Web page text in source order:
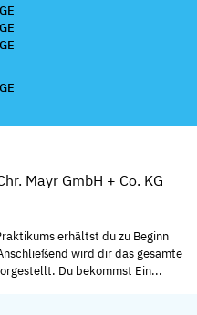
Mayr GmbH + Co. KG
erhältst du zu Beginn
wird dir das gesamte
Du bekommst Ein...